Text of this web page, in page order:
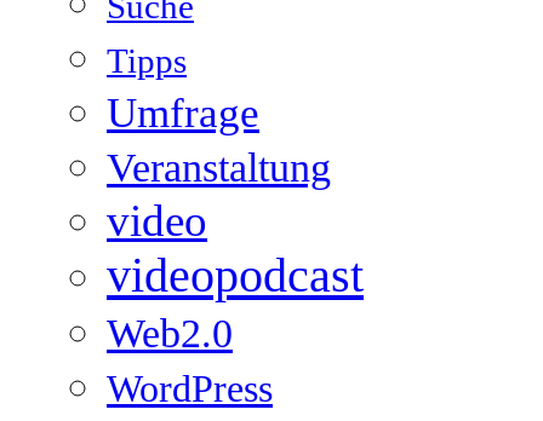
Tipps
Umfrage
Veranstaltung
video
videopodcast
Web2.0
WordPress